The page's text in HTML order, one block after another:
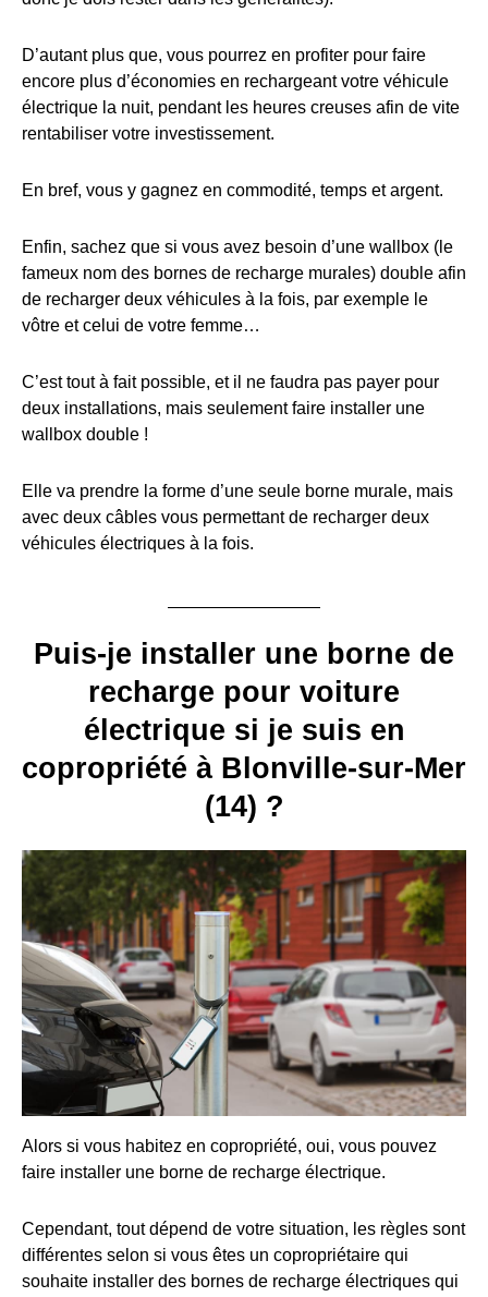
D’autant plus que, vous pourrez en profiter pour faire
encore plus d’économies en rechargeant votre véhicule
électrique la nuit, pendant les heures creuses afin de vite
rentabiliser votre investissement.
En bref, vous y gagnez en commodité, temps et argent.
Enfin, sachez que si vous avez besoin d’une wallbox (le
fameux nom des bornes de recharge murales) double afin
de recharger deux véhicules à la fois, par exemple le
vôtre et celui de votre femme…
C’est tout à fait possible, et il ne faudra pas payer pour
deux installations, mais seulement faire installer une
wallbox double !
Elle va prendre la forme d’une seule borne murale, mais
avec deux câbles vous permettant de recharger deux
véhicules électriques à la fois.
Puis-je installer une borne de
recharge pour voiture
électrique si je suis en
copropriété à Blonville-sur-Mer
(14) ?
Alors si vous habitez en copropriété, oui, vous pouvez
faire installer une borne de recharge électrique.
Cependant, tout dépend de votre situation, les règles sont
différentes selon si vous êtes un copropriétaire qui
souhaite installer des bornes de recharge électriques qui